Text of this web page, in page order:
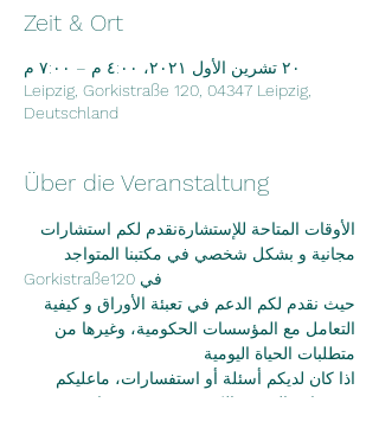
Zeit & Ort
٢٠ تشرين الأول ٢٠٢١، ٤:٠٠ م – ٧:٠٠ م
Leipzig, Gorkistraße 120, 04347 Leipzig,
Deutschland
Über die Veranstaltung
الأوقات المتاحة للإستشارةنقدم لكم استشارات
مجانية و بشكل شخصي في مكتبنا المتواجد
Gorkistraße120 في
حيث نقدم لكم الدعم في تعبئة الأوراق و كيفية
التعامل مع المؤسسات الحكومية، وغيرها من
متطلبات الحياة اليومية
اذا كان لديكم أسئلة أو استفسارات، ماعليكم
سوى إرسال بريد الكتروني عبر موقعنا